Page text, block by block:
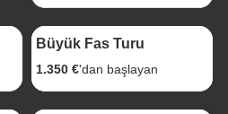
9 Gece 10 Gün
Büyük Fas Turu
1.350 €'dan başlayan
15 Gece 16 Gün